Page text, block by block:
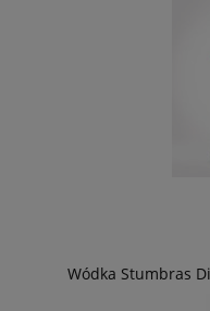
Wódka Stumbras